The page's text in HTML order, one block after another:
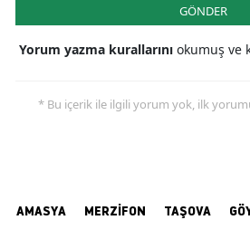
GÖNDER
Yorum yazma kurallarını okumuş ve
* Bu içerik ile ilgili yorum yok, ilk
AMASYA MERZİFON TAŞOVA